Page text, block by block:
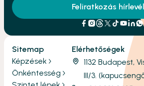
Feliratkozás
Sitemap
Képzések
Önkéntesség
Elérhetőségek
1132 Budapest,
III/3.